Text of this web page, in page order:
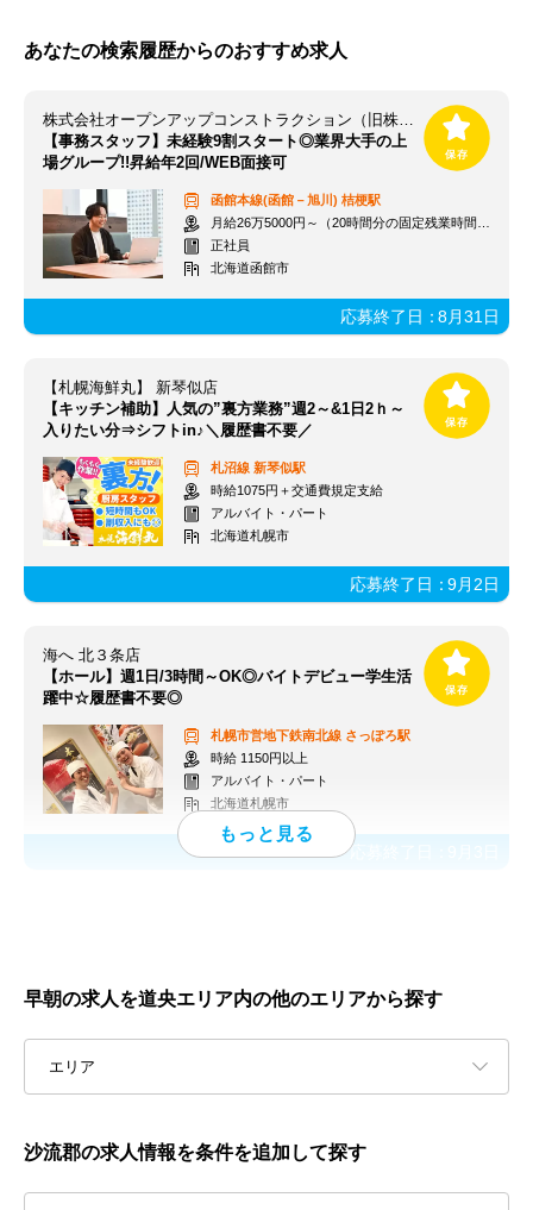
あなたの検索履歴からのおすすめ求人
株式会社オープンアップコンストラクション（旧株式会社夢真）桔梗/o
【事務スタッフ】未経験9割スタート◎業界大手の上
場グループ!!昇給年2回/WEB面接可
函館本線(函館－旭川) 桔梗駅
月給26万5000円～（20時間分の固定残業時間代を含む）
正社員
北海道函館市
応募終了日：8月31日
【札幌海鮮丸】 新琴似店
【キッチン補助】人気の”裏方業務”週2～&1日2ｈ～
入りたい分⇒シフトin♪＼履歴書不要／
札沼線 新琴似駅
時給1075円＋交通費規定支給
アルバイト・パート
北海道札幌市
応募終了日：9月2日
海へ 北３条店
【ホール】週1日/3時間～OK◎バイトデビュー学生活
躍中☆履歴書不要◎
札幌市営地下鉄南北線 さっぽろ駅
時給 1150円以上
アルバイト・パート
北海道札幌市
応募終了日：
早朝の求人を道央エリア内の他のエリアから探す
エリア
沙流郡の求人情報を条件を追加して探す